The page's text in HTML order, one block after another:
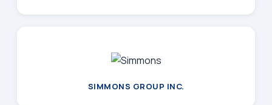
SIMMONS GROUP INC.